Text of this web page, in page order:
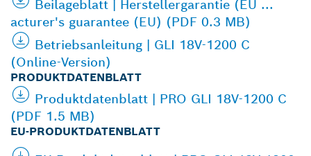
Beilageblatt | Herstellergarantie (EU ...
acturer's guarantee (EU) (PDF 0.3 MB)
Betriebsanleitung | GLI 18V-1200 C
(Online-Version)
PRODUKTDATENBLATT
Produktdatenblatt | PRO GLI 18V-1200 C
(PDF 1.5 MB)
EU-PRODUKTDATENBLATT